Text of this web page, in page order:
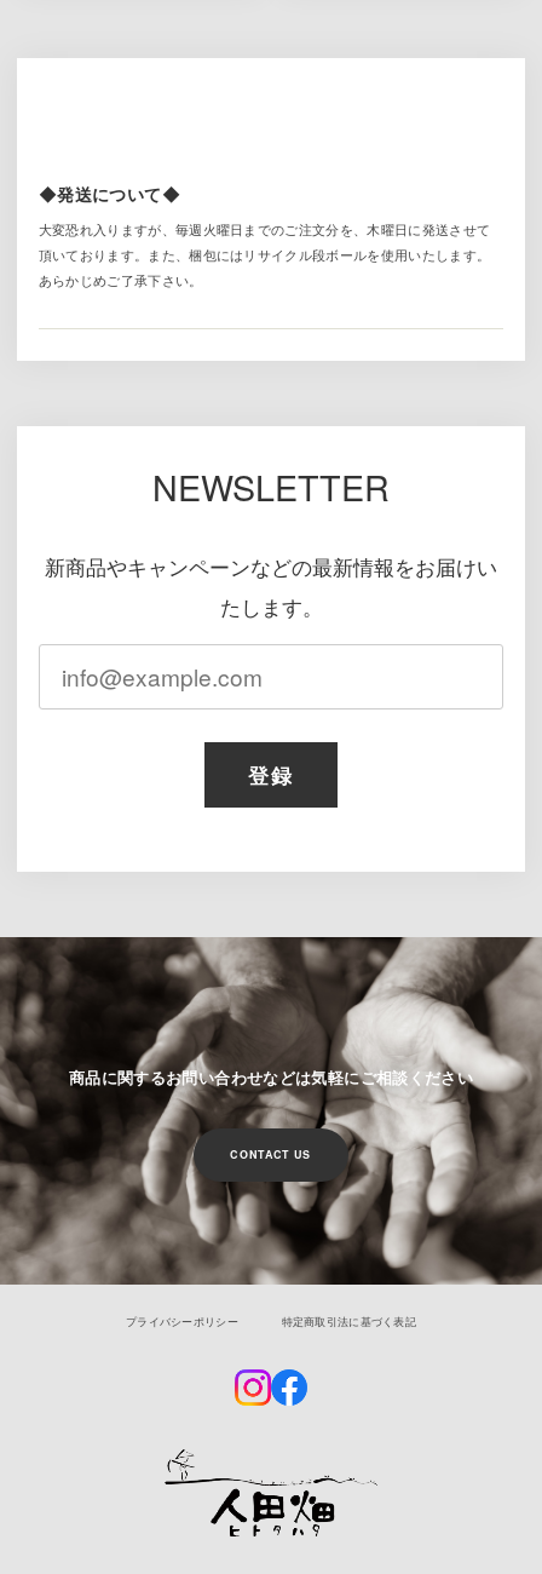
◆発送について◆
大変恐れ入りますが、毎週火曜日までのご注文分を、木曜日に発送させて
頂いております。また、梱包にはリサイクル段ボールを使用いたします。
あらかじめご了承下さい。
NEWSLETTER
新商品やキャンペーンなどの最新情報をお届けい
たします。
登録
商品に関するお問い合わせなどは気軽にご相談ください
CONTACT US
プライバシーポリシー 特定商取引法に基づく表記